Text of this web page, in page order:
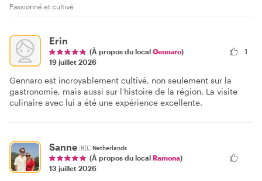
Passionné et cultivé
Erin
(À propos du local Gennaro)
19 juillet 2026
1
Gennaro est incroyablement cultivé, non seulement sur la
gastronomie, mais aussi sur l'histoire de la région. La visite
culinaire avec lui a été une expérience excellente.
Sanne 🇳🇱Netherlands
(À propos du local Ramona)
13 juillet 2026